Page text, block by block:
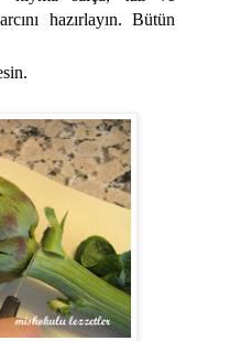
hazırlayın. Bütün